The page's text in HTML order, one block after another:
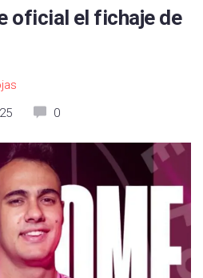
oficial el fichaje de
0